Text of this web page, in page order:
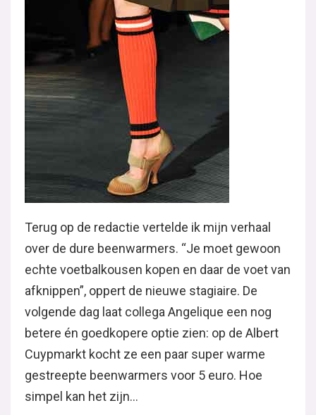
Terug op de redactie vertelde ik mijn verhaal
over de dure beenwarmers. “Je moet gewoon
echte voetbalkousen kopen en daar de voet van
afknippen”, oppert de nieuwe stagiaire. De
volgende dag laat collega Angelique een nog
betere én goedkopere optie zien: op de Albert
Cuypmarkt kocht ze een paar super warme
gestreepte beenwarmers voor 5 euro. Hoe
simpel kan het zijn…